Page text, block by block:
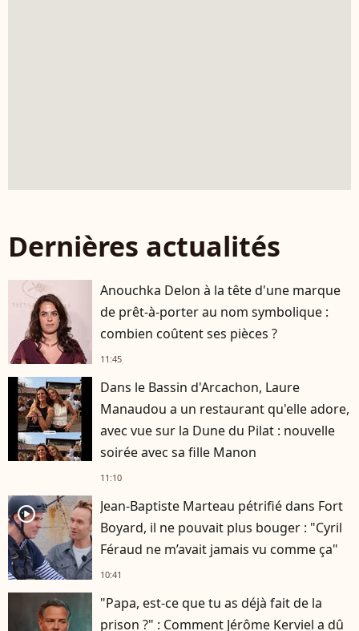
Dernières actualités
Anouchka Delon à la tête d'une marque
de prêt-à-porter au nom symbolique :
combien coûtent ses pièces ?
11:45
Dans le Bassin d'Arcachon, Laure
Manaudou a un restaurant qu'elle adore,
avec vue sur la Dune du Pilat : nouvelle
soirée avec sa fille Manon
11:10
player2
Jean-Baptiste Marteau pétrifié dans Fort
Boyard, il ne pouvait plus bouger : "Cyril
Féraud ne m’avait jamais vu comme ça"
10:41
"Papa, est-ce que tu as déjà fait de la
prison ?" : Comment Jérôme Kerviel a dû